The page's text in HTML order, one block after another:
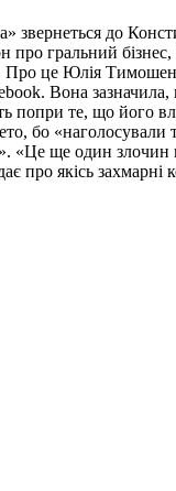
звернеться до
про гральний бізнес,
Про це Юлія
Вона
попри те, що його
бо «наголосували
«Це ще один злочин
про якісь захмарні